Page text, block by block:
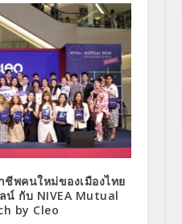
ชีพคนใหม่ของเมืองไทย
น์ กับ NIVEA Mutual
by Cleo